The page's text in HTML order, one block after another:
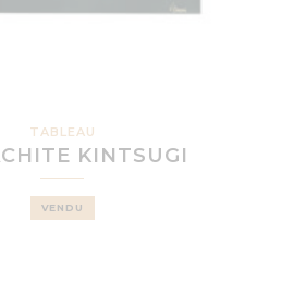
TABLEAU
KINTSUGI
VENDU